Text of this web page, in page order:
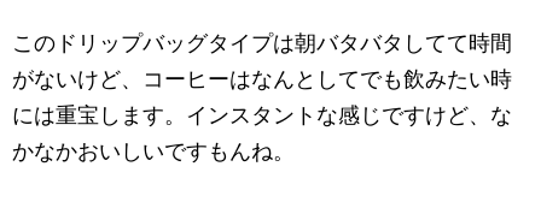
このドリップバッグタイプは朝バタバタしてて時間
がないけど、コーヒーはなんとしてでも飲みたい時
には重宝します。インスタントな感じですけど、な
かなかおいしいですもんね。